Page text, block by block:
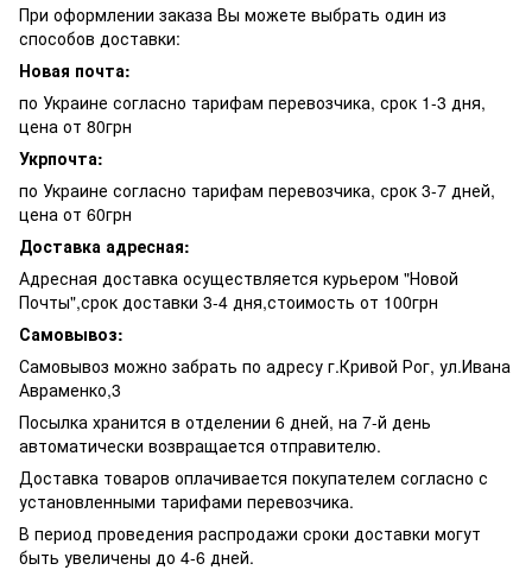
При оформлении заказа Вы можете выбрать один из
способов доставки:
Новая почта:
по Украине согласно тарифам перевозчика, срок 1-3 дня,
цена от 80грн
Укрпочта:
по Украине согласно тарифам перевозчика, срок 3-7 дней,
цена от 60грн
Доставка адресная:
Адресная доставка осуществляется курьером "Новой
Почты",срок доставки 3-4 дня,стоимость от 100грн
Самовывоз:
Самовывоз можно забрать по адресу г.Кривой Рог, ул.Ивана
Авраменко,3
Посылка хранится в отделении 6 дней, на 7-й день
автоматически возвращается отправителю.
Доставка товаров оплачивается покупателем согласно с
установленными тарифами перевозчика.
В период проведения распродажи сроки доставки могут
быть увеличены до 4-6 дней.